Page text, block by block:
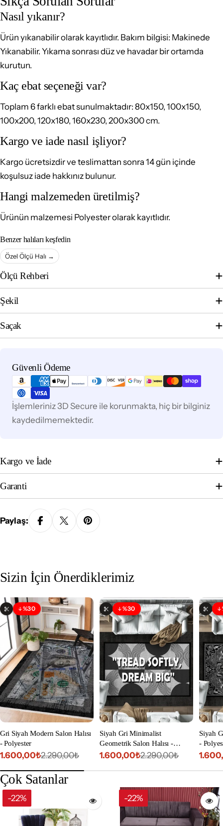
Nasıl yıkanır?
Ürün yıkanabilir olarak kayıtlıdır. Bakım bilgisi: Makinede
Yıkanabilir. Yıkama sonrası düz ve havadar bir ortamda
kurutun.
Kaç ebat seçeneği var?
Toplam 6 farklı ebat sunulmaktadır: 80x150, 100x150,
100x200, 120x180, 160x230, 200x300 cm.
Kargo ve iade nasıl işliyor?
Kargo ücretsizdir ve teslimattan sonra 14 gün içinde
koşulsuz iade hakkınız bulunur.
Hangi malzemeden üretilmiş?
Ürünün malzemesi Polyester olarak kayıtlıdır.
Benzer halıları keşfedin
Özel Ölçü Halı →
Ölçü Rehberi
Şekil
Saçak
Güvenli Ödeme
Ödeme
yöntemleri
İşlemleriniz 3D Secure ile korunmakta, hiç bir bilginiz
kaydedilmemektedir.
Kargo ve İade
Garanti
Paylaş:
Sizin İçin Önerdiklerimiz
Özelleştirilebilir
%30
İndirim
Gri Siyah Modern Salon Halısı
- Polyester
İndirimli
fiyat
1.600,00₺
Normal
fiyat
2.290,00₺
Özelleştirilebilir
%30
İndirim
Siyah Gri Minimalist
Geometrik Salon Halısı -
Polyester
İndirimli
fiyat
1.600,00₺
Normal
fiyat
2.290,00₺
Siyah
-
fiyat
fiyat
Çok Satanlar
-22% -22%